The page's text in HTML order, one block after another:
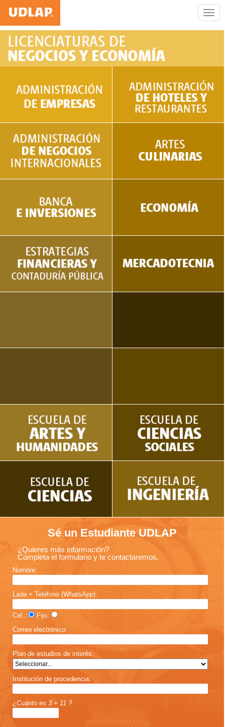
Sé un Estudiante UDLAP
¿Quieres más información?
Completa el formulario y te contactaremos.
Nombre:
Lada + Teléfono (WhatsApp):
Cel.:
Fijo:
Correo electrónico:
Plan de estudios de interés:
Institución de procedencia:
¿Cuánto es 3 + 11 ?